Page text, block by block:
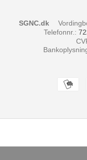
SGNC.dk
Telefonnr. :